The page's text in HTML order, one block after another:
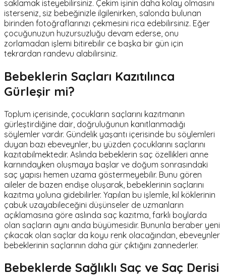
saklamak isteyebilirsiniz. Çekim işinin daha kolay olmasını
isterseniz, siz bebeğinizle ilgilenirken, salonda bulunan
birinden fotoğraflarınızı çekmesini rica edebilirsiniz. Eğer
çocuğunuzun huzursuzluğu devam ederse, onu
zorlamadan işlemi bitirebilir ce başka bir gün için
tekrardan randevu alabilirsiniz.
Bebeklerin Saçları Kazıtılınca
Gürleşir mi?
Toplum içerisinde, çocukların saçlarını kazıtmanın
gürleştirdiğine dair, doğruluğunun kanıtlanmadığı
söylemler vardır. Gündelik yaşantı içerisinde bu söylemleri
duyan bazı ebeveynler, bu yüzden çocuklarını saçlarını
kazıtabilmektedir. Aslında bebeklerin saç özellikleri anne
karnındayken oluşmaya başlar ve doğum sonrasındaki
saç yapısı hemen uzama göstermeyebilir. Bunu gören
aileler de bazen endişe oluşarak, bebeklerinin saçlarını
kazıtma yoluna gidebilirler. Yapılan bu işlemle, kıl köklerinin
çabuk uzayabileceğini düşünseler de uzmanların
açıklamasına göre aslında saç kazıtma, farklı boylarda
olan saçların aynı anda büyümesidir. Bununla beraber yeni
çıkacak olan saçlar da koyu renk olacağından, ebeveynler
bebeklerinin saçlarının daha gür çıktığını zannederler.
Bebeklerde Sağlıklı Saç ve Saç Derisi